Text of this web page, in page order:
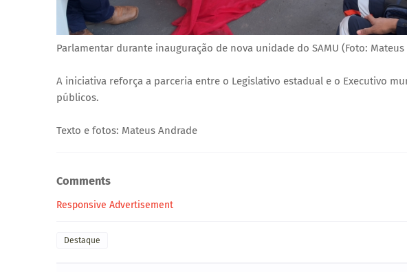
Parlamentar durante inauguração de nova unidade do SAMU (Foto:
A iniciativa reforça a parceria entre o Legislativo estadual e o Executivo
públicos.
Texto e fotos: Mateus Andrade
Comments
Responsive Advertisement
Destaque